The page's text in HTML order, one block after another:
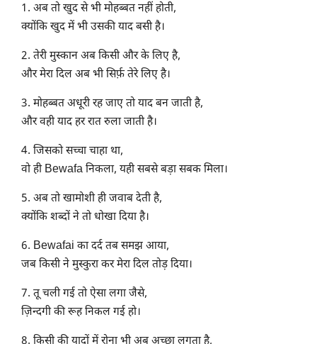
1. अब तो खुद से भी मोहब्बत नहीं होती,
क्योंकि खुद में भी उसकी याद बसी है।
2. तेरी मुस्कान अब किसी और के लिए है,
और मेरा दिल अब भी सिर्फ़ तेरे लिए है।
3. मोहब्बत अधूरी रह जाए तो याद बन जाती है,
और वही याद हर रात रुला जाती है।
4. जिसको सच्चा चाहा था,
वो ही Bewafa निकला, यही सबसे बड़ा सबक मिला।
5. अब तो खामोशी ही जवाब देती है,
क्योंकि शब्दों ने तो धोखा दिया है।
6. Bewafai का दर्द तब समझ आया,
जब किसी ने मुस्कुरा कर मेरा दिल तोड़ दिया।
7. तू चली गई तो ऐसा लगा जैसे,
ज़िन्दगी की रूह निकल गई हो।
8. किसी की यादों में रोना भी अब अच्छा लगता है,